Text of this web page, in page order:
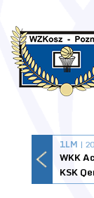
1LM |
WKK